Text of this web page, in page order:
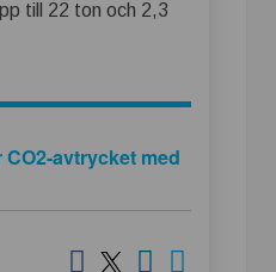
till 22 ton och 2,3
avtrycket med